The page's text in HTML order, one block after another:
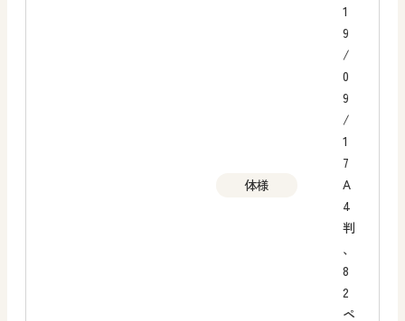
1
9
/
0
9
/
1
7
体様
A
4
判
、
8
2
ペ